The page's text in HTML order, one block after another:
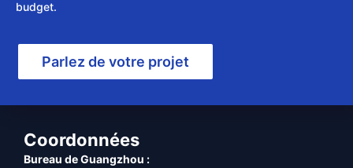
budget.
Parlez de votre projet
Coordonnées
Bureau de Guangzhou :